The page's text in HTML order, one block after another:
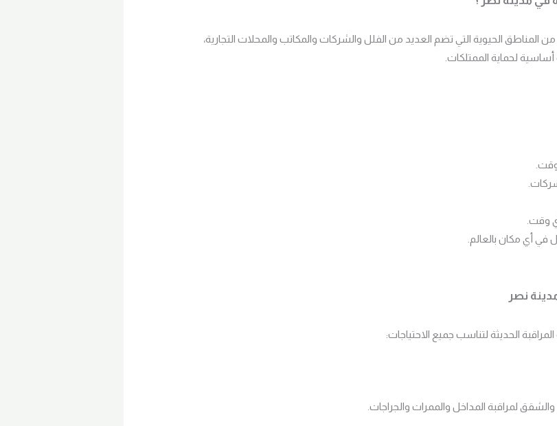
الحيوية التي تضم العديد من الفلل والشركات والمكاتب والمحلات التجارية،
لحماية الممتلكات.
وقت.
في أي مكان بالعالم.
نصر
الحديثة لتناسب جميع الاحتياجات:
لمراقبة المداخل والممرات والجراجات.